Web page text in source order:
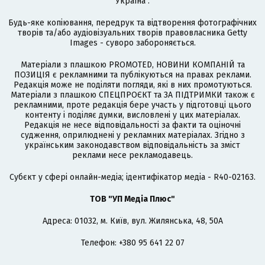
Будь-яке копіювання, передрук та відтворення фотографічних
творів та/або аудіовізуальних творів правовласника Getty
Images - суворо забороняється.
Матеріали з плашкою PROMOTED, НОВИНИ КОМПАНІЙ та
ПОЗИЦІЯ є рекламними та публікуються на правах реклами.
Редакція може не поділяти погляди, які в них промотуються.
Матеріали з плашкою СПЕЦПРОЄКТ та ЗА ПІДТРИМКИ також є
рекламними, проте редакція бере участь у підготовці цього
контенту і поділяє думки, висловлені у цих матеріалах.
Редакція не несе відповідальності за факти та оціночні
судження, оприлюднені у рекламних матеріалах. Згідно з
українським законодавством відповідальність за зміст
реклами несе рекламодавець.
Cубєкт у сфері онлайн-медіа; ідентифікатор медіа - R40-02163.
ТОВ "УП Медіа Плюс"
Адреса: 01032, м. Київ, вул. Жилянська, 48, 50А
Телефон: +380 95 641 22 07